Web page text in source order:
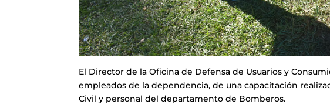
El Director de la Oficina de Defensa de Usuarios y
empleados de la dependencia, de una capacitación
Civil y personal del departamento de Bomberos.